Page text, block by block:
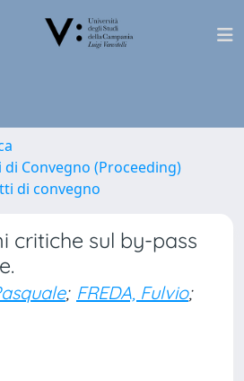
Convegno (Proceeding)
di convegno
critiche sul by-pass
; FREDA, Fulvio;